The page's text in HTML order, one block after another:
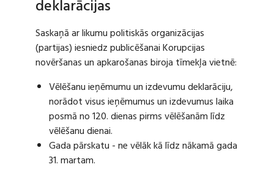
deklarācijas
Saskaņā ar likumu politiskās organizācijas
(partijas) iesniedz publicēšanai Korupcijas
novēršanas un apkarošanas biroja tīmekļa vietnē:
Vēlēšanu ieņēmumu un izdevumu deklarāciju,
norādot visus ieņēmumus un izdevumus laika
posmā no 120. dienas pirms vēlēšanām līdz
vēlēšanu dienai.
Gada pārskatu - ne vēlāk kā līdz nākamā gada
31. martam.